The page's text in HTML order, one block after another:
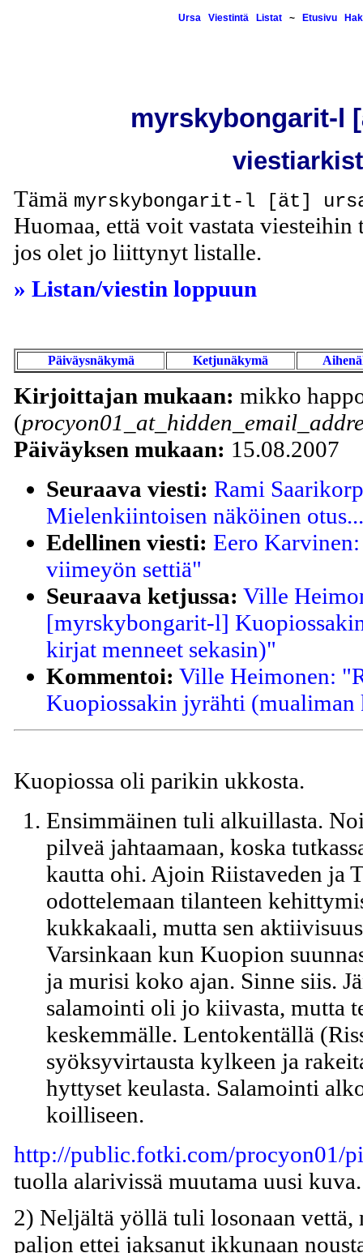
Ursa Viestintä Listat~ Etusivu
myrskybongarit-l
Tämä myrskybongarit-l [ät]
Huomaa, että voit vastata viesteihin
jos olet jo liittynyt listalle.
» Listan/viestin loppuun
Päiväysnäkymä Ketjunäkymä
Kirjoittajan mukaan: mikko
(
Päiväyksen mukaan: 15.08.2007
Seuraava viesti: Rami
Mielenkiintoisen näköinen
Edellinen viesti: Eero
viimeyön settiä"
Seuraava ketjussa: Ville
[myrskybongarit-l]
kirjat menneet sekasin)"
Kommentoi: Ville Heimonen:
Kuopiossakin jyrähti (mualiman
Kuopiossa oli parikin ukkosta.
Ensimmäinen tuli alkuillasta.
pilveä jahtaamaan, koska
kautta ohi. Ajoin Riistaveden ja
odottelemaan tilanteen
kukkakaali, mutta sen
Varsinkaan kun Kuopion
ja murisi koko ajan. Sinne siis.
salamointi oli jo kiivasta, mutta
keskemmälle. Lentokentällä
syöksyvirtausta kylkeen ja
hyttyset keulasta. Salamointi
koilliseen.
http://public.fotki.com/procyon01/
tuolla alarivissä muutama uusi kuva.
2) Neljältä yöllä tuli losonaan vettä,
paljon ettei jaksanut ikkunaan